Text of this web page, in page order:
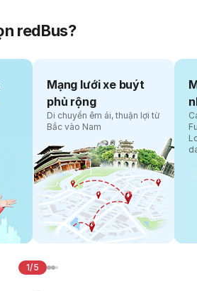
redBus?
Mạng lưới xe buýt
phủ rộng
Di chuyển êm ái, thuận lợi từ
Bắc vào Nam
1/5